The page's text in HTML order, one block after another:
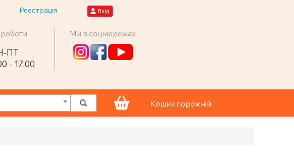
Реєстрація Вхід
ПТ
- 17:00
Ми в соцмережах
Кошик порожній